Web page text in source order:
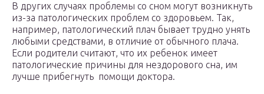
В других случаях проблемы со сном могут возникнуть
из-за патологических проблем со здоровьем. Так,
например, патологический плач бывает трудно унять
любыми средствами, в отличие от обычного плача.
Если родители считают, что их ребенок имеет
патологические причины для нездорового сна, им
лучше прибегнуть помощи доктора.